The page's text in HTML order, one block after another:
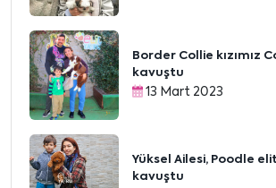
Border Collie kızımız
kavuştu
13 Mart 2023
Yüksel Ailesi, Poodle
kavuştu